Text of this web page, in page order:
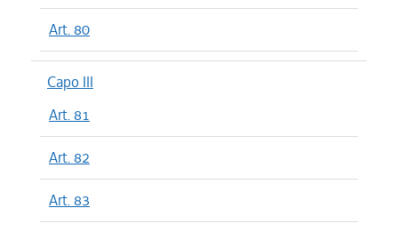
Art. 80
Capo III
Art. 81
Art. 82
Art. 83